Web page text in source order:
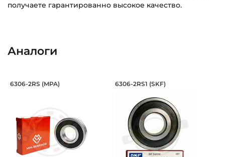
получаете гарантированно высокое качество.
Наружный диаметр (D):
Ширина внутреннего кольца (B):
Ширина наружного кольца (С):
19 мм
Тип посадочного отверстия на вал:
Категория:
Для автомобилей:
ВАЗ 2102, ВАЗ 2103, ВАЗ 2101, ВАЗ 2106, ВАЗ 2107, ВАЗ 2104,
Аналоги
Подшипник 30х72х19 мм, шариковый
6306-2RS (MPA) Подшипник
6306-2RS1 (SKF)